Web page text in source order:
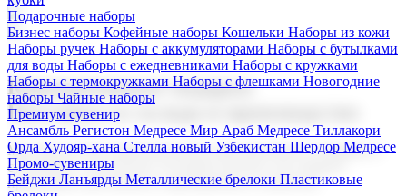
Подарочные наборы
Бизнес наборы Кофейные наборы Кошельки Наборы из кожи
Наборы ручек Наборы с аккумуляторами Наборы с бутылками
для воды Наборы с ежедневниками Наборы с кружками
Наборы с термокружками Наборы с флешками Новогодние
наборы Чайные наборы
Премиум сувенир
Ансамбль Регистон Медресе Мир Араб Медресе Тиллакори
Орда Худояр-хана Стелла новый Узбекистан Шердор Медресе
Промо-сувениры
Бейджи Ланъярды Металлические брелоки Пластиковые
Корпоративные подарки
Поставка со склада и производство
Мы предлагаем широкий выбор корпоративных подарков и
сувениров с логотипом. В нашем каталоге вы найдете
продукцию для бизнеса, мероприятия и клиентов.